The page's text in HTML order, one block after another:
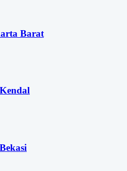
Barat